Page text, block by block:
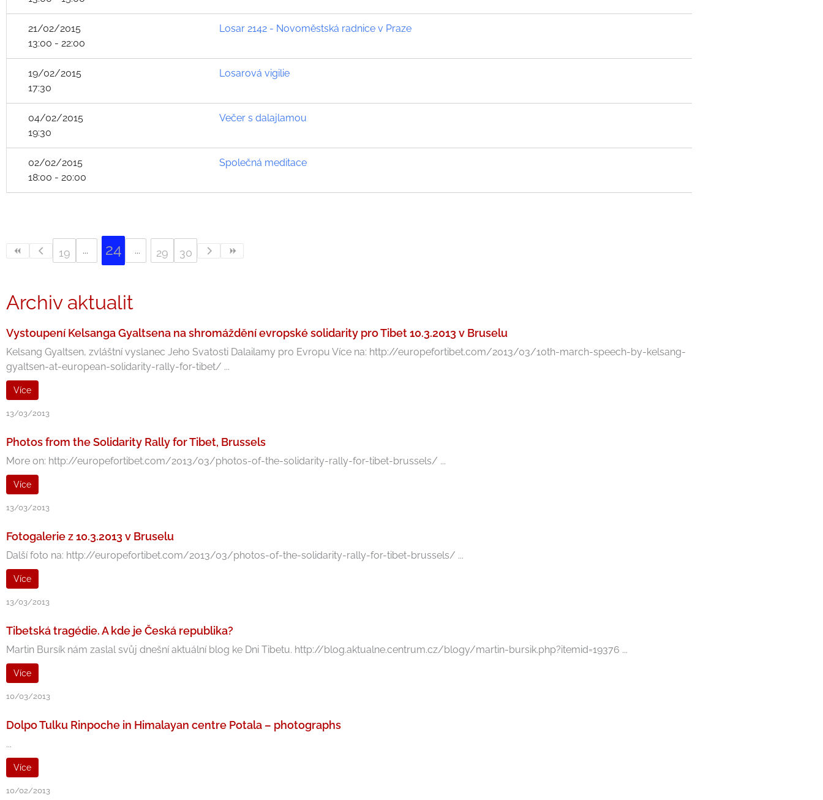
21/02/2015
13:00 - 22:00
Losar 2142 - Novoměstská radnice v Praze
19/02/2015
17:30
Losarová vigilie
04/02/2015
19:30
Večer s dalajlamou
02/02/2015
18:00 - 20:00
Společná meditace
19 24 29 30
Archiv aktualit
Vystoupení Kelsanga Gyaltsena na shromáždění evropské solidarity pro Tibet 10.3.2013 v Bruselu
Kelsang Gyaltsen, zvláštní vyslanec Jeho Svatosti Dalailamy pro Evropu Více na: http://europefortibet.com/2013/03/10th-march-speech-by-kelsang-
gyaltsen-at-european-solidarity-rally-for-tibet/ ...
Více
13/03/2013
Photos from the Solidarity Rally for Tibet, Brussels
More on: http://europefortibet.com/2013/03/photos-of-the-solidarity-rally-for-tibet-brussels/ ...
Více
13/03/2013
Fotogalerie z 10.3.2013 v Bruselu
Další foto na: http://europefortibet.com/2013/03/photos-of-the-solidarity-rally-for-tibet-brussels/ ...
Více
13/03/2013
Tibetská tragédie. A kde je Česká republika?
Martin Bursík nám zaslal svůj dnešní aktuální blog ke Dni Tibetu. http://blog.aktualne.centrum.cz/blogy/martin-bursik.php?itemid=19376 ...
Více
10/03/2013
Dolpo Tulku Rinpoche in Himalayan centre Potala – photographs
...
Více
10/02/2013